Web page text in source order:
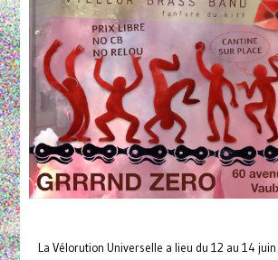
La Vélorution Universelle a lieu du 12 au 14 juin